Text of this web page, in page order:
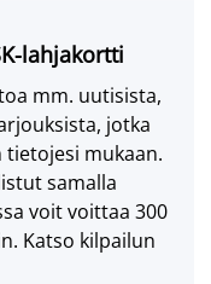
lahjakortti
mm. uutisista,
jotka
mukaan.
samalla
voit voittaa 300
Katso kilpailun